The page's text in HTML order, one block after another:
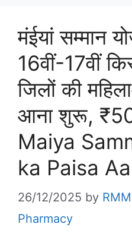
मंईयां सम्मान
16वीं-17वीं
जिलों की
आना शुरू,
Maiya
ka Paisa
26/12/2025 by
Pharmacy